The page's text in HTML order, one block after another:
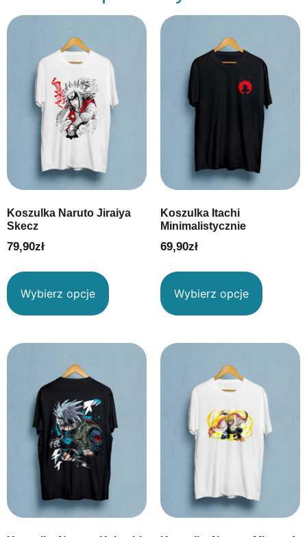
Koszulka Naruto Jiraiya
Skecz
79,90zł
Wybierz opcje
Koszulka Itachi
Minimalistycznie
69,90zł
Wybierz opcje